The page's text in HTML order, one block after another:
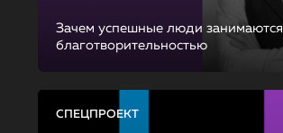
Зачем успешные люди занимаются
благотворительностью
СПЕЦПРОЕКТ